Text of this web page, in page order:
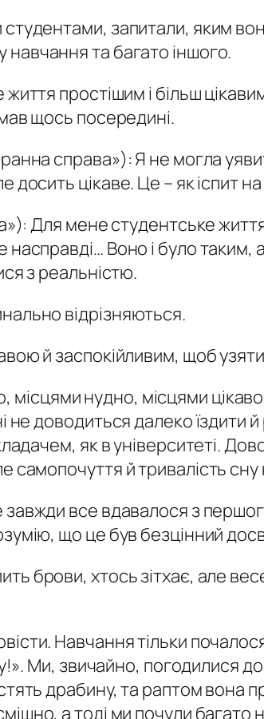
запитали, яким
навчання та багато іншого.
життя простішим і більш
щось посередині.
справа»): Я не могла
цікаве. Це – як іспит на
Для мене студентське
Воно і було
з реальністю.
відрізняються.
й заспокійливим, щоб
нудно, місцями
доводиться далеко їздити
як в університеті.
й тривалість
все вдавалося з
що це був безцінний
брови, хтось зітхає, але
Навчання тільки
Ми, звичайно, погодилися
драбину, та раптом вона
а тоді ми почули